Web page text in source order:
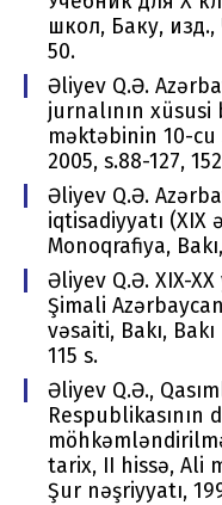
школ, Баку, изд.,
50.
Əliyev Q.Ə.
jurnalının хüsusi
məktəbinin 10-cu
2005, s.88-127,
Əliyev Q.Ə.
iqtisadiyyatı
Monoqrafiya,
Əliyev Q.Ə. XIX-
Şimali
vəsaiti, Bakı,
115 s.
Əliyev Q.Ə.,
tariх, II hissə, Ali
Şur nəşriyyatı,